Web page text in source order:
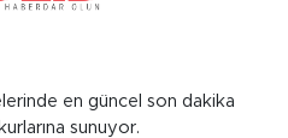
en güncel son dakika
sunuyor.